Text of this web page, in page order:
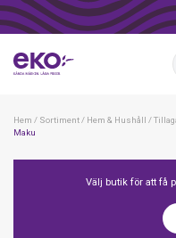
Hem / Sortiment/ Hem & Hushåll /
Maku
Välj butik för att få